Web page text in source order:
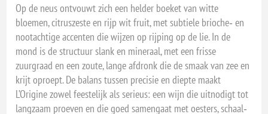
Op de neus ontvouwt zich een helder boeket van witte
bloemen, citruszeste en rijp wit fruit, met subtiele brioche‑ en
nootachtige accenten die wijzen op rijping op de lie. In de
mond is de structuur slank en mineraal, met een frisse
zuurgraad en een zoute, lange afdronk die de smaak van zee en
krijt oproept. De balans tussen precisie en diepte maakt
L’Origine zowel feestelijk als serieus: een wijn die uitnodigt tot
langzaam proeven en die goed samengaat met oesters, schaal‑